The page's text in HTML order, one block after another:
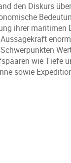
den Diskurs
ihrer
wie Tiefe
sowie